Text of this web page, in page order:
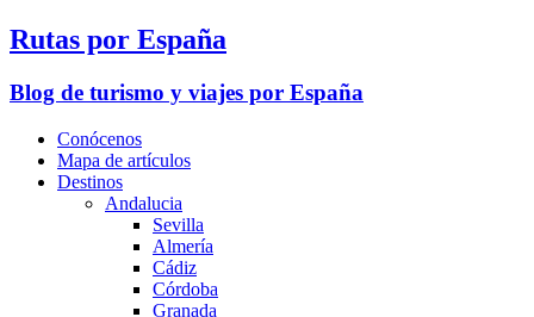
Rutas por España
Blog de turismo y viajes por España
Conócenos
Mapa de artículos
Destinos
Andalucia
Sevilla
Almería
Cádiz
Córdoba
Granada